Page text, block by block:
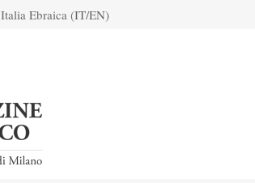
Italia Ebraica (IT/EN)